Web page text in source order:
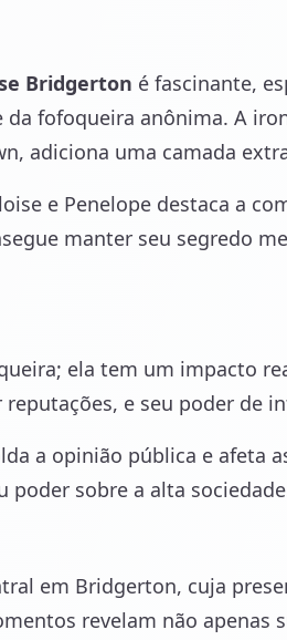
Bridgerton é fascinante,
fofoqueira anônima. A
adiciona uma camada
e Penelope destaca a
manter seu segredo
ela tem um impacto
e seu poder de
a opinião pública e afeta
poder sobre a alta
em Bridgerton, cuja
revelam não apenas